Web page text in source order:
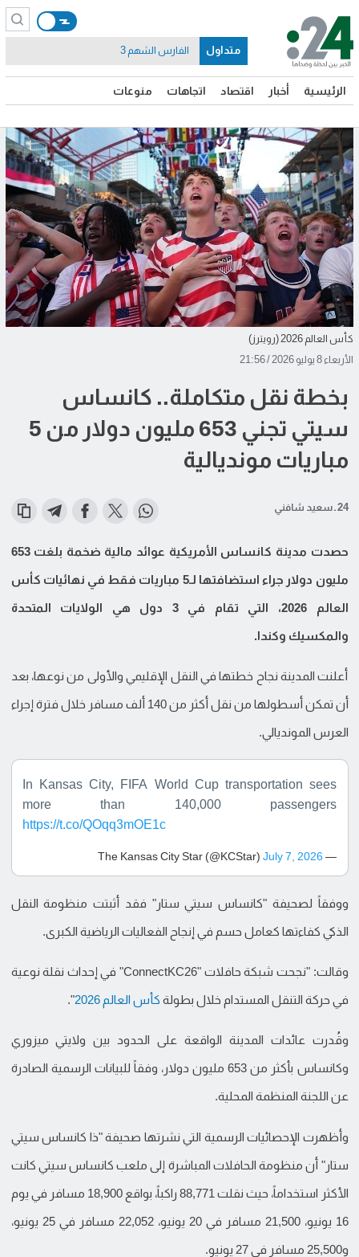
الرئيسية أخبار اقتصاد اتجاهات منوعات
متداول الفارس الشهم 3
كأس العالم 2026 (رويترز)
الأربعاء 8 يوليو 2026 / 21:56
بخطة نقل متكاملة.. كانساس
سيتي تجني 653 مليون دولار من 5
مباريات مونديالية
24 ـ سعيد شافني
حصدت مدينة كانساس الأمريكية عوائد مالية ضخمة بلغت 653
مليون دولار جراء استضافتها لـ5 مباريات فقط في نهائيات كأس
العالم 2026، التي تقام في 3 دول هي الولايات المتحدة
والمكسيك وكندا.
أعلنت المدينة نجاح خطتها في النقل الإقليمي والأولى من نوعها، بعد
أن تمكن أسطولها من نقل أكثر من 140 ألف مسافر خلال فترة إجراء
العرس المونديالي.
In Kansas City, FIFA World Cup transportation sees
more than 140,000 passengers
https://t.co/QOqq3mOE1c
— The Kansas City Star (@KCStar)
July 7, 2026
ووفقاً لصحيفة "كانساس سيتي ستار" فقد أثبتت منظومة النقل
الذكي كفاءتها كعامل حسم في إنجاح الفعاليات الرياضية الكبرى.
وقالت: "نجحت شبكة حافلات "ConnectKC26" في إحداث نقلة نوعية
في حركة التنقل المستدام خلال بطولة كأس العالم 2026 ".
وقُدرت عائدات المدينة الواقعة على الحدود بين ولايتي ميزوري
وكانساس بأكثر من 653 مليون دولار، وفقاً للبيانات الرسمية الصادرة
عن اللجنة المنظمة المحلية.
وأظهرت الإحصائيات الرسمية التي نشرتها صحيفة "ذا كانساس سيتي
ستار" أن منظومة الحافلات المباشرة إلى ملعب كانساس سيتي كانت
الأكثر استخداماً، حيث نقلت 88,771 راكباً، بواقع 18,900 مسافر في يوم
16 يونيو، 21,500 مسافر في 20 يونيو، 22,052 مسافر في 25 يونيو،
و25,500 مسافر في 27 يونيو.